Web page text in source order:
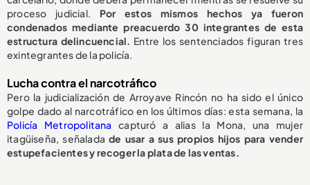
proceso judicial. Por estos mismos hechos ya fueron
condenados mediante preacuerdo 30 integrantes de esta
estructura delincuencial. Entre los sentenciados figuran tres
exintegrantes de la policía.
Lucha contra el narcotráfico
Pero la judicialización de Arroyave Rincón no ha sido el único
golpe dado al narcotráfico en los últimos días: esta semana, la
Policía Metropolitana capturó a alias la Mona, una mujer
itagüiseña, señaladade usar a sus propios hijos para vender
estupefacientes y recoger la plata de las ventas.